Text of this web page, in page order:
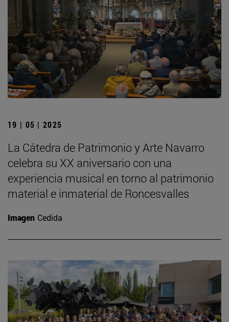
19 | 05 | 2025
La Cátedra de Patrimonio y Arte Navarro
celebra su XX aniversario con una
experiencia musical en torno al patrimonio
material e inmaterial de Roncesvalles
Imagen Cedida